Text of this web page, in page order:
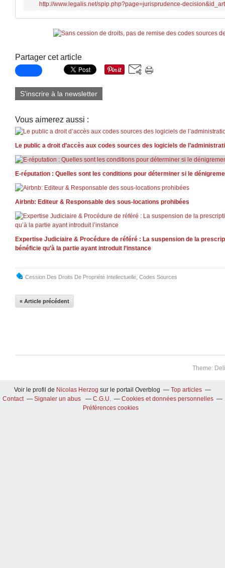
http://www.legalis.net/spip.php?page=jurisprudence-
Partager cet article
S'inscrire à la newsletter
Vous aimerez aussi :
Le public a droit d’accès aux codes sources des logiciels de
E-réputation : Quelles sont les conditions pour déterminer si le
Airbnb: Editeur & Responsable des sous-locations prohibées
Expertise Judiciaire & Procédure de référé : La suspension de la
bénéficie qu’à la partie ayant introduit l’instance
Cession Des Droits De Propriété Intellectuelle Codes Sources
« Article précédent
Theme:
Voir le profil de Nicolas Herzog sur le portail Overblog
Top articles
Contact
Signaler un abus C.G.U.
Cookies et données personnelles
Préférences cookies